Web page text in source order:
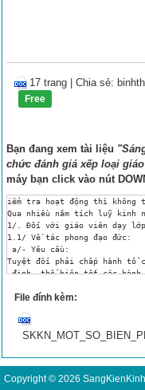
17 trang |Chia sẻ:
Free
Bạn đang xem tài liệu
chức đánh giá xếp loại
máy bạn click vào nút
iểm tra hoạt động thì không thể tổng kết chính xác được. Không giao ước thi đua thì căn cứ vào đâu để xét thi đua ? Trong những năm đầu còn ít kinh nghiệm nên việc xét thi đua cuối năm còn ý kiến phiền hà, phân bì, so sánh, chỉ trách,  thậm chí còn khiếu nại về trên. Ai cũng do nguyên nhân khâu tổ chức thi đua và xét thi đua chưa khoa học, chưa thực tế, chưa phản ánh đúng quá trình hoạt động của GV – CB – CNV. Biện pháp và hình thức tổ chức thi đua chưa làm động lực thúc đẩy nhà trường đi lên. 
Qua nhiều năm tích luỹ kinh nghiệm trong công tác, mỗi
File đính kèm:
Copyright © 2026